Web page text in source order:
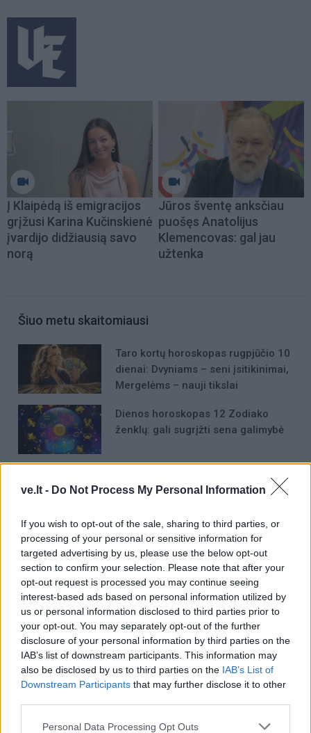
ve.lt - Do Not Process My Personal Information
If you wish to opt-out of the sale, sharing to third parties, or
processing of your personal or sensitive information for
targeted advertising by us, please use the below opt-out
section to confirm your selection. Please note that after your
opt-out request is processed you may continue seeing
interest-based ads based on personal information utilized by
us or personal information disclosed to third parties prior to
your opt-out. You may separately opt-out of the further
disclosure of your personal information by third parties on the
IAB’s list of downstream participants. This information may
also be disclosed by us to third parties on the IAB’s List of
Downstream Participants that may further disclose it to other
Personal Data Processing Opt Outs
Į Klaipėdą iš emigracijos
grįžusi Karina Kučinskienė
įvardijo didžiausią savo
norą
Jūros šventę anksčiau
puošęs Anatolijus
Klemencovas: gal jau
užtenka
Šiuo metu skaitomiausi
Taro kortų horoskopas rugpjūčio 10
dienai: Dvyniams – seni įsitikinimai,
Mergelėms – nauji tikslai
Dienos horoskopas 12 Zodiako
ženklų: gali sugrįžti sena galimybė
nauja prognozė
Raktažodžiai intelekto koeficientas IQ
Komentarai
Rašyti komentarą